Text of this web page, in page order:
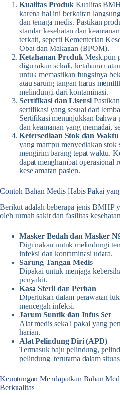
Kualitas Produk Kualitas
karena hal ini berkaitan
dan tenaga medis. Pastikan
standar kesehatan dan
terkait, seperti Kementerian
Obat dan Makanan (BPOM).
Ketahanan Produk Meskipun
digunakan sekali, ketahanan
untuk memastikan fungsinya
atau sarung tangan harus
melindungi dari kontaminasi.
Sertifikasi dan Lisensi
sertifikasi yang sesuai dari
Sertifikasi menunjukkan
dan keamanan yang memadai,
Ketersediaan Stok dan
yang mampu menyediakan stok
mengirim barang tepat waktu.
dapat menghambat operasional
keselamatan pasien.
Contoh Bahan Medis Habis Pakai
Berikut adalah beberapa jenis BMHP
oleh rumah sakit dan fasilitas
Masker Bedah dan Masker
Digunakan untuk melindungi
infeksi dan kontaminasi udara.
Sarung Tangan Medis
Dipakai untuk menjaga
penyakit.
Kasa Steril dan Perban
Diperlukan dalam perawatan
mencegah infeksi.
Jarum Suntik dan Infus Set
Alat medis sekali pakai yang
harian.
Alat Pelindung Diri (APD)
Termasuk baju pelindung,
pelindung, terutama dalam
Keuntungan Mendapatkan Bahan
Berkualitas